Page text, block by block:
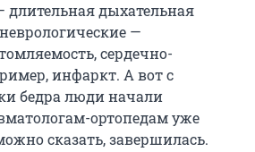
длительная дыхательная
—
сердечно-
инфаркт. А вот с
бедра люди начали
ортопедам уже
сказать, завершилась.